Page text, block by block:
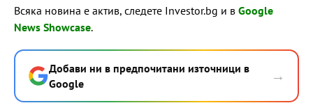
Всяка новина е актив, следете Investor.bg и в Google
News Showcase.
Добави ни в предпочитани източници в
Google
→